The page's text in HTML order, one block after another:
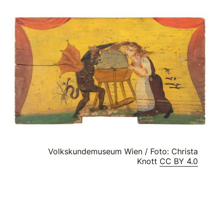
Volkskundemuseum Wien / Foto: Christa
Knott CC BY 4.0